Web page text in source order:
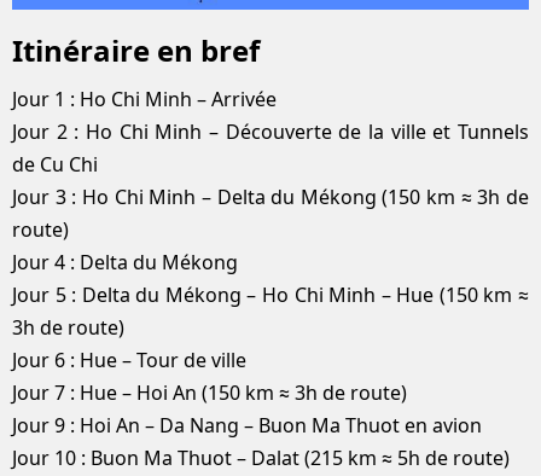
Itinéraire en bref
Jour 1 : Ho Chi Minh – Arrivée
Jour 2 : Ho Chi Minh – Découverte de la ville et Tunnels
de Cu Chi
Jour 3 : Ho Chi Minh – Delta du Mékong (150 km ≈ 3h de
route)
Jour 4 : Delta du Mékong
Jour 5 : Delta du Mékong – Ho Chi Minh – Hue (150 km ≈
3h de route)
Jour 6 : Hue – Tour de ville
Jour 7 : Hue – Hoi An (150 km ≈ 3h de route)
Jour 9 : Hoi An – Da Nang – Buon Ma Thuot en avion
Jour 10 : Buon Ma Thuot – Dalat (215 km ≈ 5h de route)